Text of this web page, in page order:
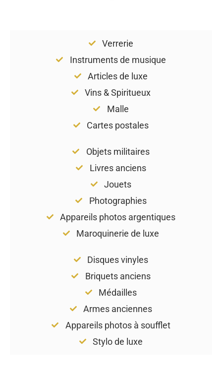
Verrerie
Instruments de musique
Articles de luxe
Vins & Spiritueux
Malle
Cartes postales
Objets militaires
Livres anciens
Jouets
Photographies
Appareils photos argentiques
Maroquinerie de luxe
Disques vinyles
Briquets anciens
Médailles
Armes anciennes
Appareils photos à soufflet
Stylo de luxe